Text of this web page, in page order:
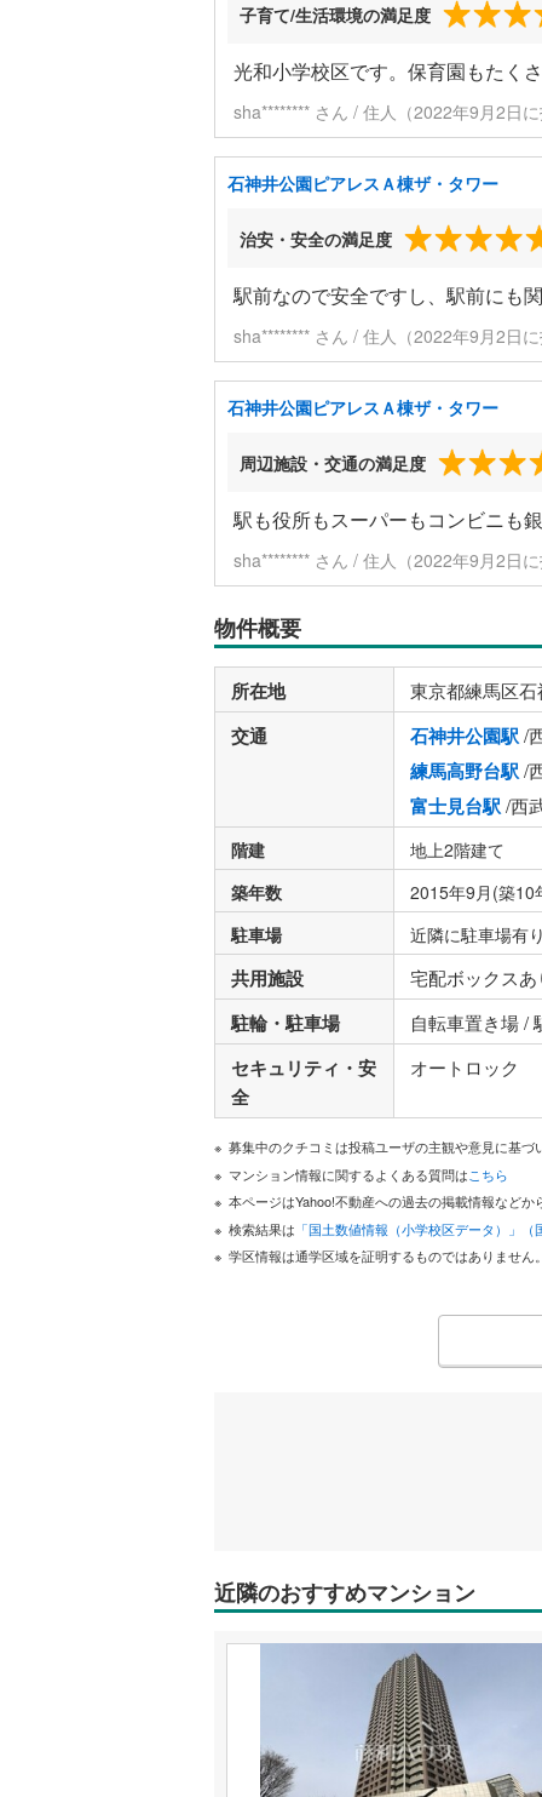
子育て/生活環境の満足度
光和小学校区です。保育園もたく
sha******** さん / 住人（2022年9月2日
石神井公園ピアレスＡ棟ザ・タワー
治安・安全の満足度
駅前なので安全ですし、駅前にも
sha******** さん / 住人（2022年9月2日
石神井公園ピアレスＡ棟ザ・タワー
周辺施設・交通の満足度
駅も役所もスーパーもコンビニも
sha******** さん / 住人（2022年9月2日
物件概要
所在地 東京都練馬区
交通 石神井公園駅/
練馬高野台駅/
富士見台駅/西
階建
地上2階建て
築年数
2015年9月(築10
駐車場
近隣に駐車場有
共用施設 宅配ボックスあ
駐輪・駐車場 自転車置き場 /
セキュリティ・安
全
オートロック
募集中のクチコミは投稿ユーザの主観や意見に基
マンション情報に関するよくある質問はこちら
本ページはYahoo!不動産への過去の掲載情報など
検索結果は 「国土数値情報（小学校区データ）」（
学区情報は通学区域を証明するものではありませ
近隣のおすすめマンション